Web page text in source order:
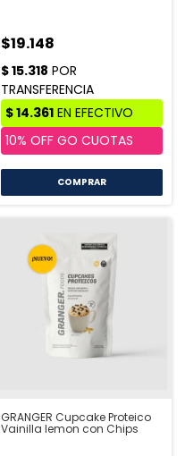
$19.148
GRANGER Cupcake Proteico
Vainilla lemon con Chips